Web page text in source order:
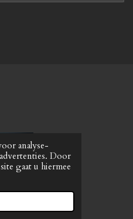
analyse-
Door
gaat u hiermee